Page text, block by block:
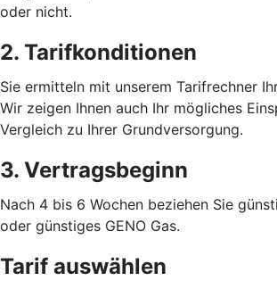
oder nicht.
2. Tarifkonditionen
Sie ermitteln mit unserem Tarifrechner
Wir zeigen Ihnen auch Ihr mögliches
Vergleich zu Ihrer Grundversorgung.
3. Vertragsbeginn
Nach 4 bis 6 Wochen beziehen Sie
oder günstiges GENO Gas.
Tarif auswählen